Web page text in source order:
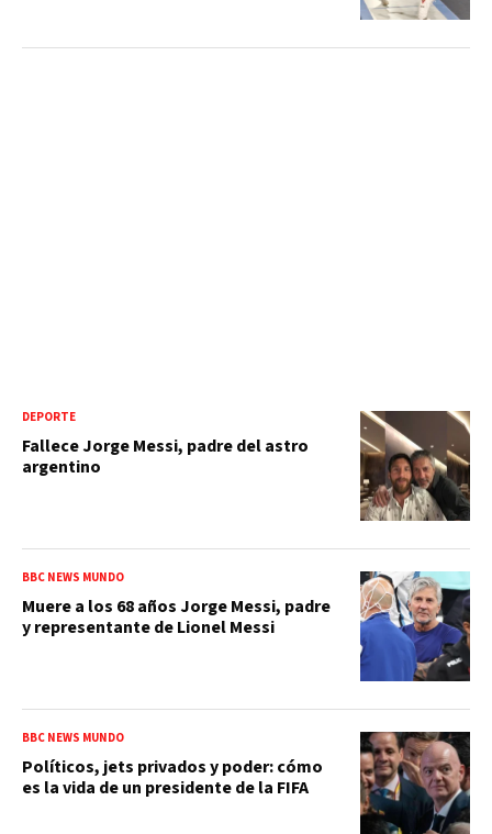
DEPORTE
Fallece Jorge Messi, padre del astro
argentino
BBC NEWS MUNDO
Muere a los 68 años Jorge Messi, padre
y representante de Lionel Messi
BBC NEWS MUNDO
Políticos, jets privados y poder: cómo
es la vida de un presidente de la FIFA